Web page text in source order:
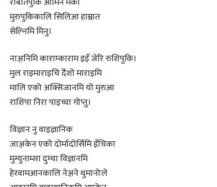
मुरुपुकिकालि सिलिआ हाम्नात
सेल्निमि मिनु।
नाअ़निमि काराम्काराम इइँ जेरि रुशिपुकि।
मुल राइमाराइचि देँशो माराइमि
मालि एको अक्सिजानमि यो मुरुआ
राशिपा निरा पाइच्चा गोप्तु।
विज्ञान नु वाइज्ञानिक
जाअ़केन एको दोर्मादोर्सिमि इँचिका
मुग्युनाम्सा दुम्चा विज्ञानमि
हेरवामआनकालि नेअ़ने थुमानोःले